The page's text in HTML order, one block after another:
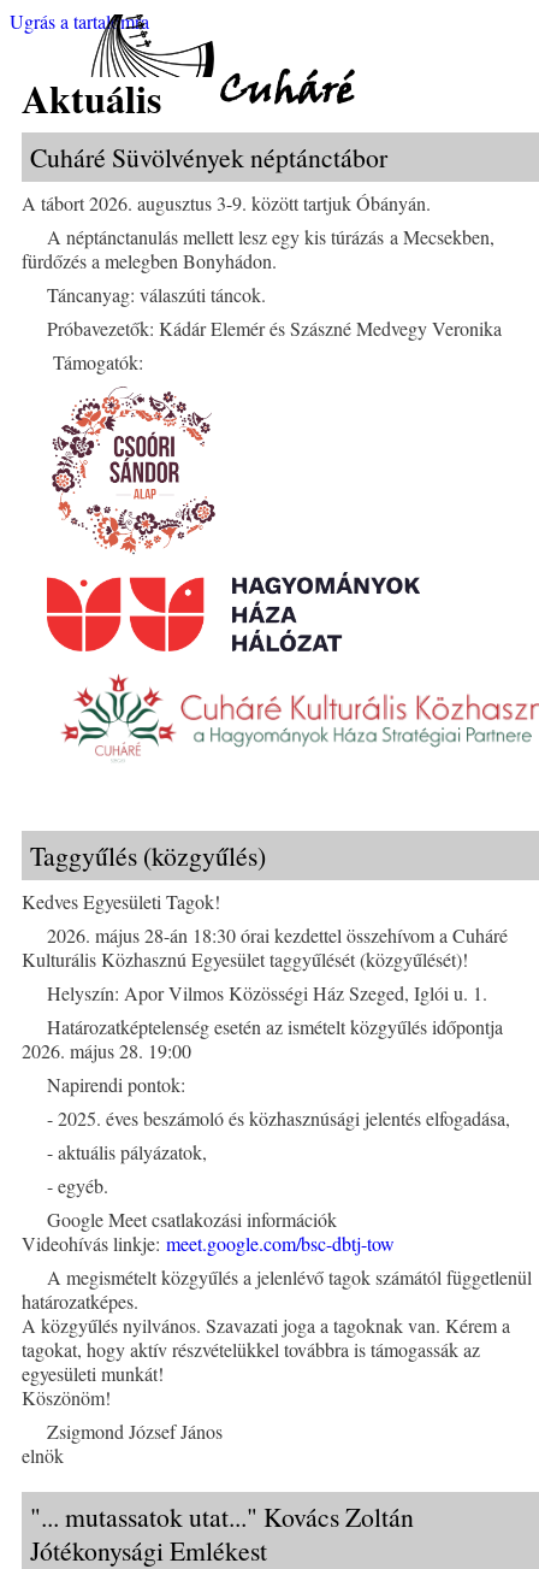
Ugrás a tartalomra
Cuháré
Aktuális
Cuháré Süvölvények néptánctábor
A tábort 2026. augusztus 3-9. között tartjuk Óbányán.
A néptánctanulás mellett lesz egy kis túrázás a Mecsekben,
fürdőzés a melegben Bonyhádon.
Táncanyag: válaszúti táncok.
Próbavezetők: Kádár Elemér és Szászné Medvegy Veronika
Támogatók:
Taggyűlés (közgyűlés)
Kedves Egyesületi Tagok!
2026. május 28-án 18:30 órai kezdettel összehívom a Cuháré
Kulturális Közhasznú Egyesület taggyűlését (közgyűlését)!
Helyszín: Apor Vilmos Közösségi Ház Szeged, Iglói u. 1.
Határozatképtelenség esetén az ismételt közgyűlés időpontja
2026. május 28. 19:00
Napirendi pontok:
- 2025. éves beszámoló és közhasznúsági jelentés elfogadása,
- aktuális pályázatok,
- egyéb.
Google Meet csatlakozási információk
Videohívás linkje: meet.google.com/bsc-dbtj-tow
A megismételt közgyűlés a jelenlévő tagok számától függetlenül
határozatképes.
A közgyűlés nyilvános. Szavazati joga a tagoknak van. Kérem a
tagokat, hogy aktív részvételükkel továbbra is támogassák az
egyesületi munkát!
Köszönöm!
Zsigmond József János
elnök
"... mutassatok utat..." Kovács Zoltán
Jótékonysági Emlékest